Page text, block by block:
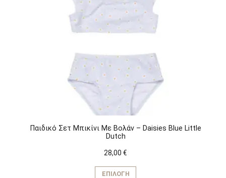
Παιδικό Σετ Μπικίνι Με Βολάν – Daisies Blue Little
Dutch
28,00 €
ΕΠΙΛΟΓΉ
Αυτό